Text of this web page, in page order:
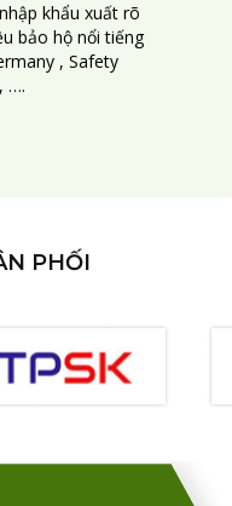
khẩu xuất rõ
bảo hộ nổi tiếng
, Safety
….
PHỐI